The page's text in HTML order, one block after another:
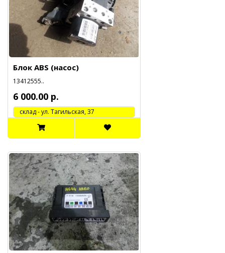
Блок ABS (насос)
13412555..
6 000.00 р.
cклад - ул. Тагильская, 37